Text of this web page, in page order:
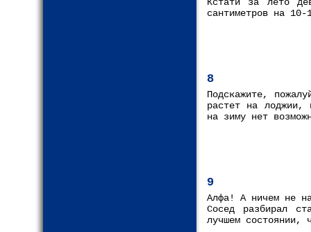
сантиметров на 10-
8
Подскажите,
растет на лоджии,
на зиму нет
9
Алфа! А ничем не
Сосед разбирал
лучшем состоянии,